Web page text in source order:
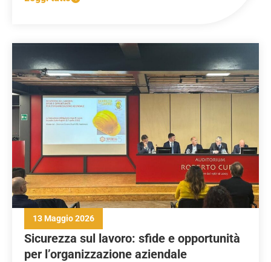
13 Maggio 2026
Sicurezza sul lavoro: sfide e opportunità
per l’organizzazione aziendale